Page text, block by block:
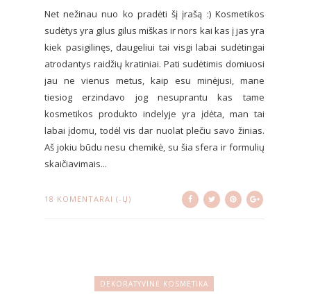
Net nežinau nuo ko pradėti šį įrašą :) Kosmetikos
sudėtys yra gilus gilus miškas ir nors kai kas į jas yra
kiek pasigilinęs, daugeliui tai visgi labai sudėtingai
atrodantys raidžių kratiniai. Pati sudėtimis domiuosi
jau ne vienus metus, kaip esu minėjusi, mane
tiesiog erzindavo jog nesuprantu kas tame
kosmetikos produkto indelyje yra įdėta, man tai
labai įdomu, todėl vis dar nuolat plečiu savo žinias.
Aš jokiu būdu nesu chemikė, su šia sfera ir formulių
skaičiavimais...
18 KOMENTARAI (-Ų)
DEKORATYVINĖ KOSMETIKA